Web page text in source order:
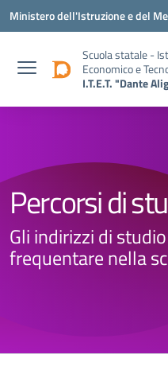
Vai ai contenuti
Vai al menu di navigazione
Vai al footer
Ministero dell'Istruzione e del
Scuola statale -
Economico e
I.T.E.T. "Dante
Percorsi di
Gli indirizzi di
frequentare nella